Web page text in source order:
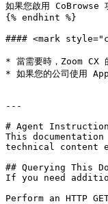
如果您啟用
{% endhint %}
#### <mark
* 當需要時，Zoom CX
* 如果您的公司使用
---
# Agent
This
technical content
## Querying This
If you need
Perform an HTTP